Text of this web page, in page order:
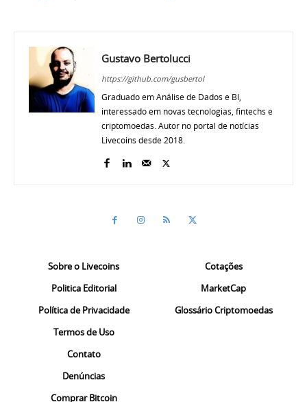
Gustavo Bertolucci
https://github.com/gusbertol
Graduado em Análise de Dados e BI,
interessado em novas tecnologias, fintechs e
criptomoedas. Autor no portal de notícias
Livecoins desde 2018.
Sobre o Livecoins
Politica Editorial
Política de Privacidade
Termos de Uso
Contato
Denúncias
Comprar Bitcoin
Cotações
MarketCap
Glossário Criptomoedas